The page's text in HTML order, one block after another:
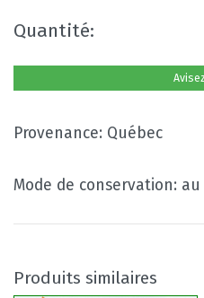
Quantité:
Provenance: Québec
Mode de conservation: au
Produits similaires